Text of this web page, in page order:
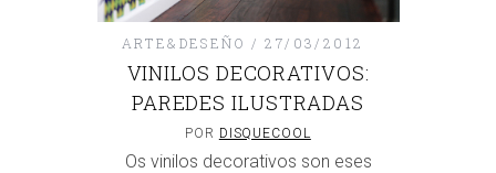
ARTE&DESEÑO 27/03/2012
VINILOS DECORATIVOS:
PAREDES ILUSTRADAS
POR DISQUECOOL
Os vinilos decorativos son eses